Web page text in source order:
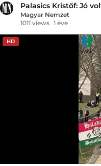
Palasics Kristőf: Jó
Magyar Nemzet
1011 views 1 éve
HD